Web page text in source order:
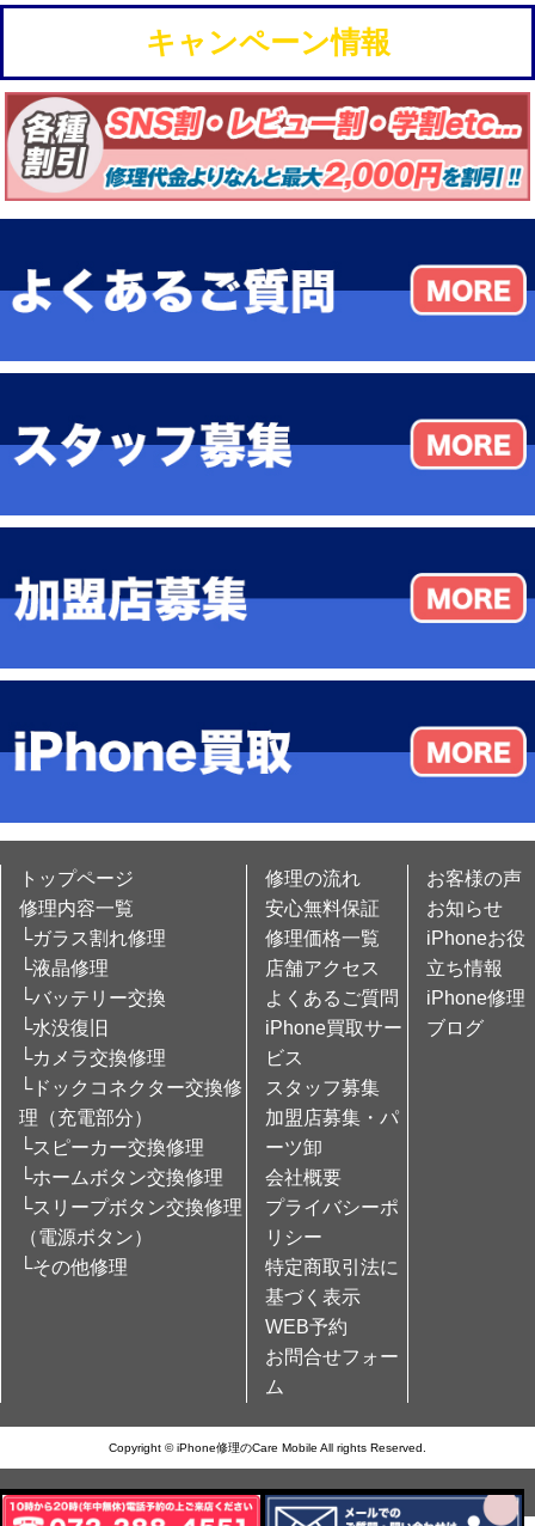
キャンペーン情報
トップページ
修理内容一覧
└ガラス割れ修理
└液晶修理
└バッテリー交換
└水没復旧
└カメラ交換修理
└ドックコネクター交換修
理（充電部分）
└スピーカー交換修理
└ホームボタン交換修理
└スリープボタン交換修理
（電源ボタン）
└その他修理
修理の流れ
安心無料保証
修理価格一覧
店舗アクセス
よくあるご質問
iPhone買取サー
ビス
スタッフ募集
加盟店募集・パ
ーツ卸
会社概要
プライバシーポ
リシー
特定商取引法に
基づく表示
WEB予約
お問合せフォー
ム
お客様の声
お知らせ
iPhoneお役
立ち情報
iPhone修理
ブログ
Copyright © iPhone修理のCare Mobile All rights Reserved.